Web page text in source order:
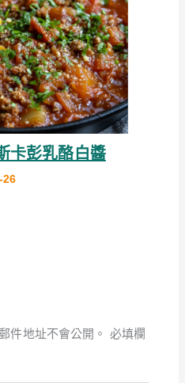
卡彭乳酪白醬
26
件地址不會公開。 必填欄